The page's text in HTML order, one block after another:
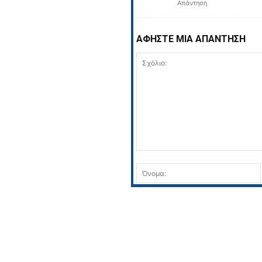
Απάντηση
ΑΦΗΣΤΕ ΜΙΑ ΑΠΑΝΤΗΣΗ